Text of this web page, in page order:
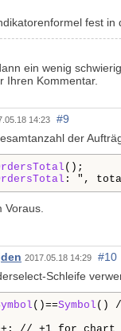
fest in
ein wenig
Ihren Kommentar.
14:23
#9
der
: ",
Voraus.
2017.05.18 14:29
#10
Schleife
()==Symbol ()